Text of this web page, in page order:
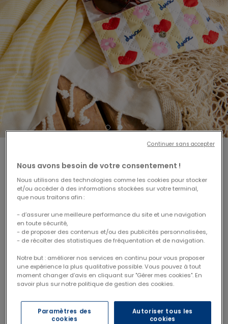
#72952
Etui à lunette mathilde cabanas
Protégez vos lunettes avec style avec notreétui en coton
tout doux , illustré par
vos sacs pour vous accompagner tout l’été.
1 trousse XL offerte dès 69€
CODE : CABAS26
Livraison offerte en Mondial Relay
à partir de 29€ d'achats
Nous avons besoin de votre consentement !
Nous utilisons des technologies comme les cookies pour stocker
et/ou accéder à des informations stockées sur votre terminal,
que nous traitons afin :
- d’assurer une meilleure performance du site et une navigation
en toute sécurité,
- de proposer des contenus et/ou des publicités personnalisées,
- de récolter des statistiques de fréquentation et de navigation.
Notre but : améliorer nos services en continu pour vous proposer
une expérience la plus qualitative possible. Vous pouvez à tout
moment changer d’avis en cliquant sur "Gérer mes cookies". En
savoir plus sur notre politique de gestion des cookies.
Paramètres des
cookies
Autoriser tous les
cookies
Continuer sans accepter